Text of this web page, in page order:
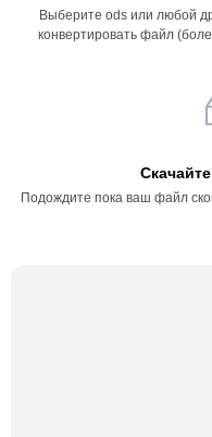
Выберите ods или любой
конвертировать файл
Подождите пока ваш файл